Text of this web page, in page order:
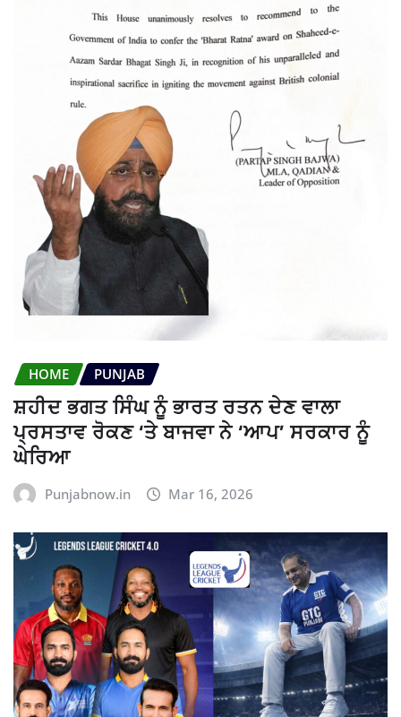
HOME PUNJAB
ਸ਼ਹੀਦ ਭਗਤ ਸਿੰਘ ਨੂੰ ਭਾਰਤ ਰਤਨ ਦੇਣ ਵਾਲਾ
ਪ੍ਰਸਤਾਵ ਰੋਕਣ ‘ਤੇ ਬਾਜਵਾ ਨੇ ‘ਆਪ’ ਸਰਕਾਰ ਨੂੰ
ਘੇਰਿਆ
Punjabnow.in Mar 16, 2026